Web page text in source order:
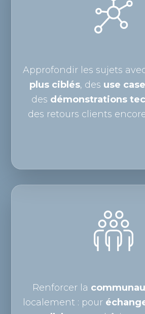
Approfondir les sujets
plus ciblés, des use
des démonstrations
des retours clients
Renforcer la
localement : pour